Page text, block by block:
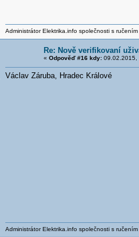
Administrátor Elektrika.info společnosti s
Re: Nově verifikovaní
« Odpověď #16 kdy:09.02.2015,
Václav Záruba, Hradec Králové
Administrátor Elektrika.info společnosti s